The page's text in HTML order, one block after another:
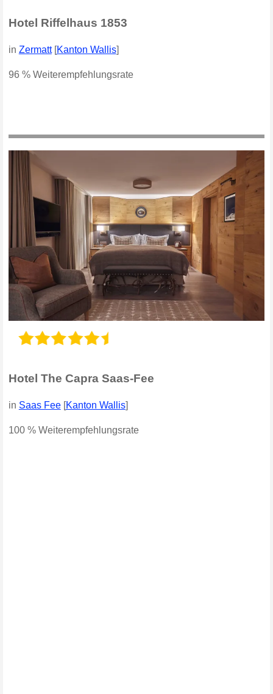
Hotel Riffelhaus 1853
in Zermatt[Kanton Wallis]
96 % Weiterempfehlungsrate
Hotel The Capra Saas-Fee
in Saas Fee[Kanton Wallis]
100 % Weiterempfehlungsrate